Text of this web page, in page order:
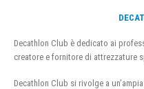
Decathlon Club è dedicato ai
creatore e fornitore di attrezzature
Decathlon Club si rivolge a